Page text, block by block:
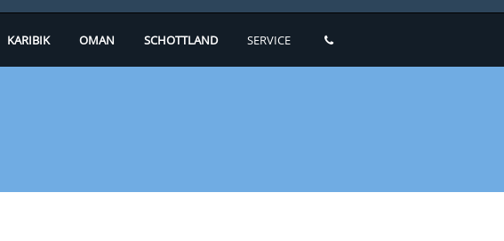
KARIBIK OMAN SCHOTTLAND SERVICE